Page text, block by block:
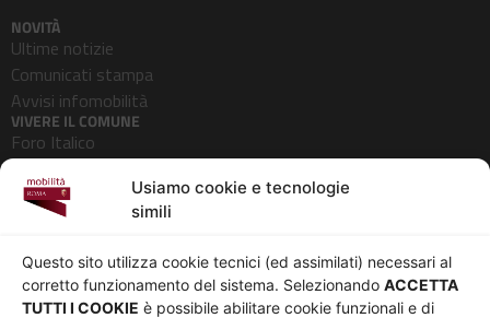
Usiamo cookie e tecnologie
simili
Questo sito utilizza cookie tecnici (ed assimilati) necessari al
corretto funzionamento del sistema. Selezionando ACCETTA
TUTTI I COOKIE è possibile abilitare cookie funzionali e di
NOVITÀ
Ultime notizie
Comunicati stampa
Avvisi infomobilità
VIVERE IL COMUNE
Foro Italico
Pedonalizzazioni
Aeroporti
Chi siamo
Governance
Whistleblowing
Privacy
Parità di genere
Amministrazione